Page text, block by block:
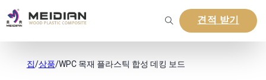
견적 받기
집/상품/WPC 목재 플라스틱 합성 데킹 보드